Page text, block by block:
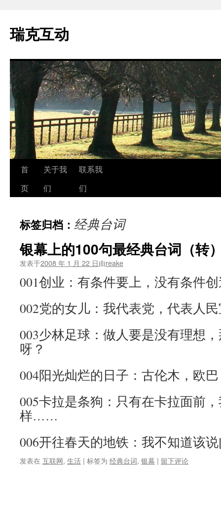
瑞克互动
跳
至
文
首
页
关于我
们
联系我
们
标签归档： 经典台词
银幕上的100句最经典台词（转
发表于2008 年 1 月 22 日由reake
001创业：有条件要上，没有条件
002党的女儿：我代表党，代表人
003少林足球：做人要是没有理想
呀？
004阳光灿烂的日子：古伦木，欧
005卡拉是条狗：只有在卡拉面前
样……
006开往春天的地铁：我不知道该
发表在 互联网, 生活 | 标签为 经典台词, 银幕 | 留下评论